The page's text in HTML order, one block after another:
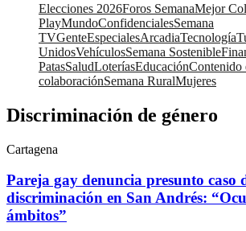
Elecciones 2026Foros SemanaMejor
PlayMundoConfidencialesSemana
TVGenteEspecialesArcadiaTecnología
UnidosVehículosSemana Sostenible
PatasSaludLoteríasEducaciónContenido
colaboraciónSemana RuralMujeres
Discriminación de género
Cartagena
Pareja gay denuncia presunto caso
discriminación en San Andrés:
ámbitos”